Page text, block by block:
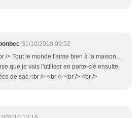
31/10/2010 09:52
/> Tout le monde l'aime bien à la maison...
que je vais l'utiliser en porte-clé ensuite,
de sac.<br /> <br /> <br /> <br />